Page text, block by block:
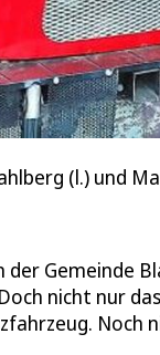
(l.) und
der Gemeinde
nicht nur
Noch